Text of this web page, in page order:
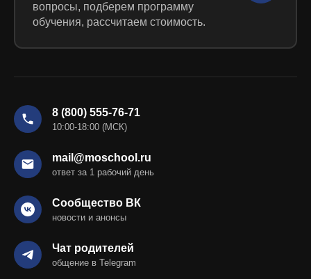
вопросы, подберем программу
обучения, рассчитаем стоимость.
8 (800) 555-76-71
10:00-18:00 (МСК)
mail@moschool.ru
ответ за 1 рабочий день
Сообщество ВК
новости и анонсы
Чат родителей
общение в Telegram